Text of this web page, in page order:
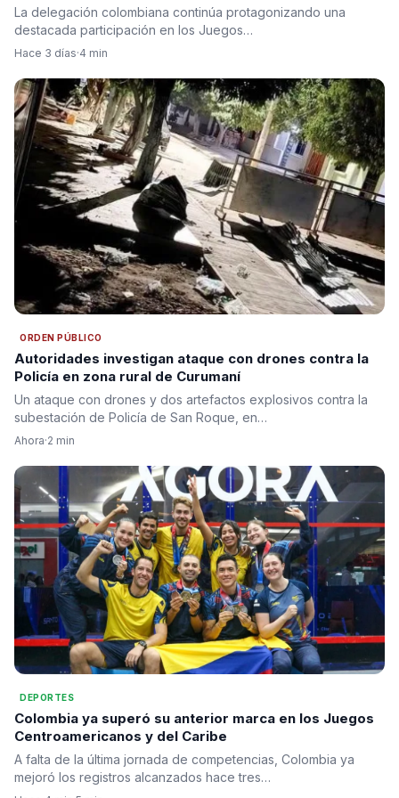
actuación de Ronal Longa
La delegación colombiana continúa protagonizando una
destacada participación en los Juegos…
Hace 3 días·4 min
ORDEN PÚBLICO
Autoridades investigan ataque con drones contra la
Policía en zona rural de Curumaní
Un ataque con drones y dos artefactos explosivos contra la
subestación de Policía de San Roque, en…
Ahora·2 min
DEPORTES
Colombia ya superó su anterior marca en los Juegos
Centroamericanos y del Caribe
A falta de la última jornada de competencias, Colombia ya
mejoró los registros alcanzados hace tres…